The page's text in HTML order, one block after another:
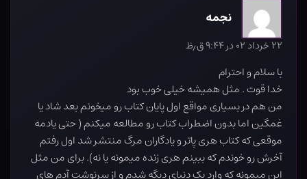
نجمه
۲۲ خرداد ۰۲ در ۹:۴۴ ق٫ظ
با سلام و احترام
خدا قوت . مثل هميشه خيلی خوب بود
من هم در بسياری مواقع اول پايان کتاب رو ميخونم بعد شاد يا
غمگين اما بدون اضطراب کتاب رو مطالعه میکنم ( حتی يادمه
موقعی که کتاب هری پاتر و يادگاران مرگ منتشر شد اول رفتم
آخرش رو خوندم که ببينم هری زنده ميمونه يا نه). برای من مثل
اين ميمونه که وارد يک دنيای ديگه شدم و از سرنوشت آدم های